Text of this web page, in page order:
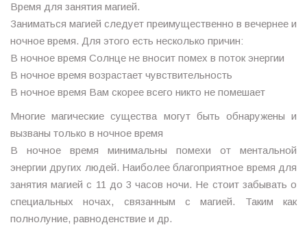
Время для занятия магией.
Заниматься магией следует преимущественно в вечернее и
ночное время. Для этого есть несколько причин:
В ночное время Солнце не вносит помех в поток энергии
В ночное время возрастает чувствительность
В ночное время Вам скорее всего никто не помешает
Многие магические существа могут быть обнаружены и
вызваны только в ночное время
В ночное время минимальны помехи от ментальной
энергии других людей. Наиболее благоприятное время для
занятия магией с 11 до 3 часов ночи. Не стоит забывать о
специальных ночах, связанным с магией. Таким как
полнолуние, равноденствие и др.